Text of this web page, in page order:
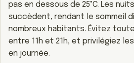
pas en dessous de 25°C. Les
succèdent, rendant le sommeil
nombreux habitants. Évitez
entre 11h et 21h, et privilégiez
en journée.